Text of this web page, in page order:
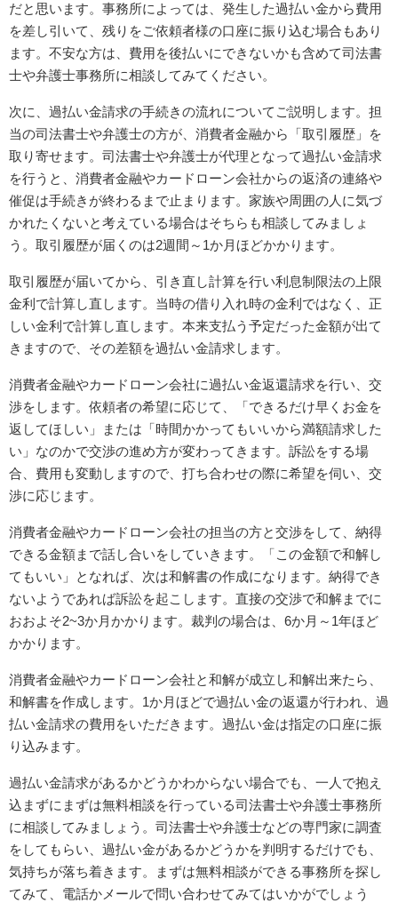
だと思います。事務所によっては、発生した過払い金から費用
を差し引いて、残りをご依頼者様の口座に振り込む場合もあり
ます。不安な方は、費用を後払いにできないかも含めて司法書
士や弁護士事務所に相談してみてください。
次に、過払い金請求の手続きの流れについてご説明します。担
当の司法書士や弁護士の方が、消費者金融から「取引履歴」を
取り寄せます。司法書士や弁護士が代理となって過払い金請求
を行うと、消費者金融やカードローン会社からの返済の連絡や
催促は手続きが終わるまで止まります。家族や周囲の人に気づ
かれたくないと考えている場合はそちらも相談してみましょ
う。取引履歴が届くのは2週間～1か月ほどかかります。
取引履歴が届いてから、引き直し計算を行い利息制限法の上限
金利で計算し直します。当時の借り入れ時の金利ではなく、正
しい金利で計算し直します。本来支払う予定だった金額が出て
きますので、その差額を過払い金請求します。
消費者金融やカードローン会社に過払い金返還請求を行い、交
渉をします。依頼者の希望に応じて、「できるだけ早くお金を
返してほしい」または「時間かかってもいいから満額請求した
い」なのかで交渉の進め方が変わってきます。訴訟をする場
合、費用も変動しますので、打ち合わせの際に希望を伺い、交
渉に応じます。
消費者金融やカードローン会社の担当の方と交渉をして、納得
できる金額まで話し合いをしていきます。「この金額で和解し
てもいい」となれば、次は和解書の作成になります。納得でき
ないようであれば訴訟を起こします。直接の交渉で和解までに
おおよそ2~3か月かかります。裁判の場合は、6か月～1年ほど
かかります。
消費者金融やカードローン会社と和解が成立し和解出来たら、
和解書を作成します。1か月ほどで過払い金の返還が行われ、過
払い金請求の費用をいただきます。過払い金は指定の口座に振
り込みます。
過払い金請求があるかどうかわからない場合でも、一人で抱え
込まずにまずは無料相談を行っている司法書士や弁護士事務所
に相談してみましょう。司法書士や弁護士などの専門家に調査
をしてもらい、過払い金があるかどうかを判明するだけでも、
気持ちが落ち着きます。まずは無料相談ができる事務所を探し
てみて、電話かメールで問い合わせてみてはいかがでしょう